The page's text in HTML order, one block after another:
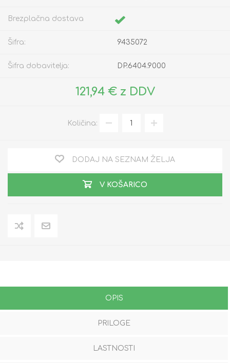
Brezplačna dostava
Šifra: 9435072
Šifra dobavitelja: DP.6404.9000
121,94 € z DDV
Količina:
DODAJ NA SEZNAM ŽELJA
V KOŠARICO
OPIS
PRILOGE
LASTNOSTI